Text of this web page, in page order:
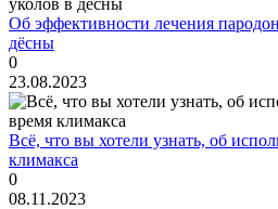
Об эффективности лечения
дёсны
0
23.08.2023
Всё, что вы хотели узнать, об
климакса
0
08.11.2023